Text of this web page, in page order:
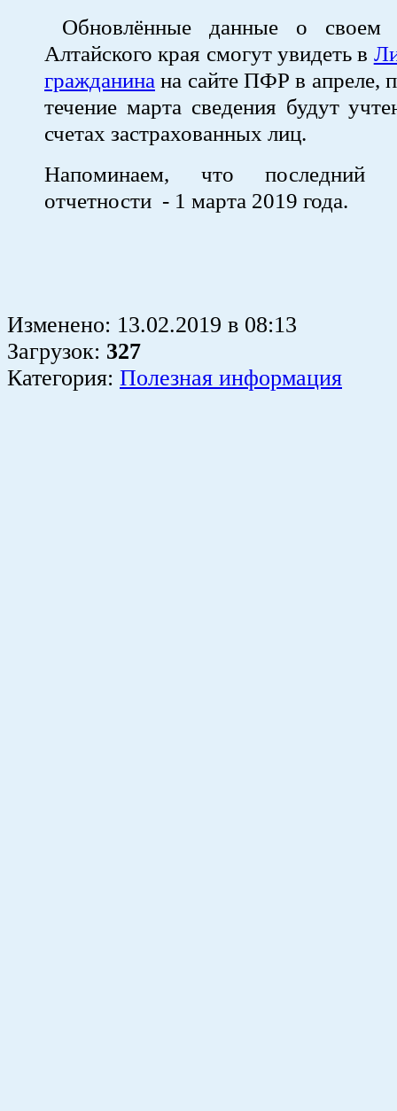
Обновлённые данные о своем
Алтайского края смогут увидеть в
гражданина на сайте ПФР в апреле,
течение марта сведения будут
счетах застрахованных лиц.
Напоминаем, что последний
отчетности - 1 марта 2019 года.
Изменено: 13.02.2019 в 08:13
Загрузок: 327
Категория: Полезная информация